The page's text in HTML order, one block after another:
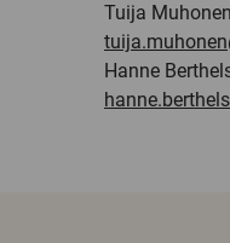
Tuija
Hanne